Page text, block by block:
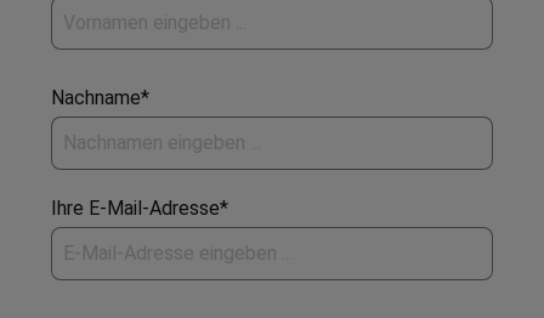
Nachname*
Ihre E-Mail-Adresse*